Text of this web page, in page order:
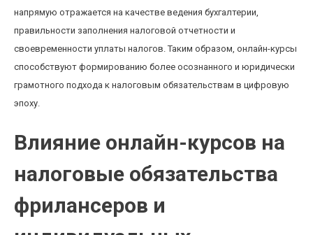
напрямую отражается на качестве ведения бухгалтерии,
правильности заполнения налоговой отчетности и
своевременности уплаты налогов. Таким образом, онлайн-курсы
способствуют формированию более осознанного и юридически
грамотного подхода к налоговым обязательствам в цифровую
эпоху.
Влияние онлайн-курсов на
налоговые обязательства
фрилансеров и